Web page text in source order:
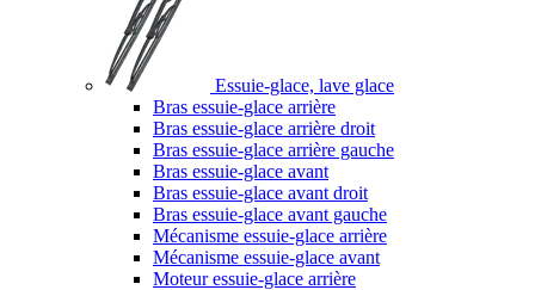
Essuie-glace, lave glace
Bras essuie-glace arrière
Bras essuie-glace arrière droit
Bras essuie-glace arrière gauche
Bras essuie-glace avant
Bras essuie-glace avant droit
Bras essuie-glace avant gauche
Mécanisme essuie-glace arrière
Mécanisme essuie-glace avant
Moteur essuie-glace arrière